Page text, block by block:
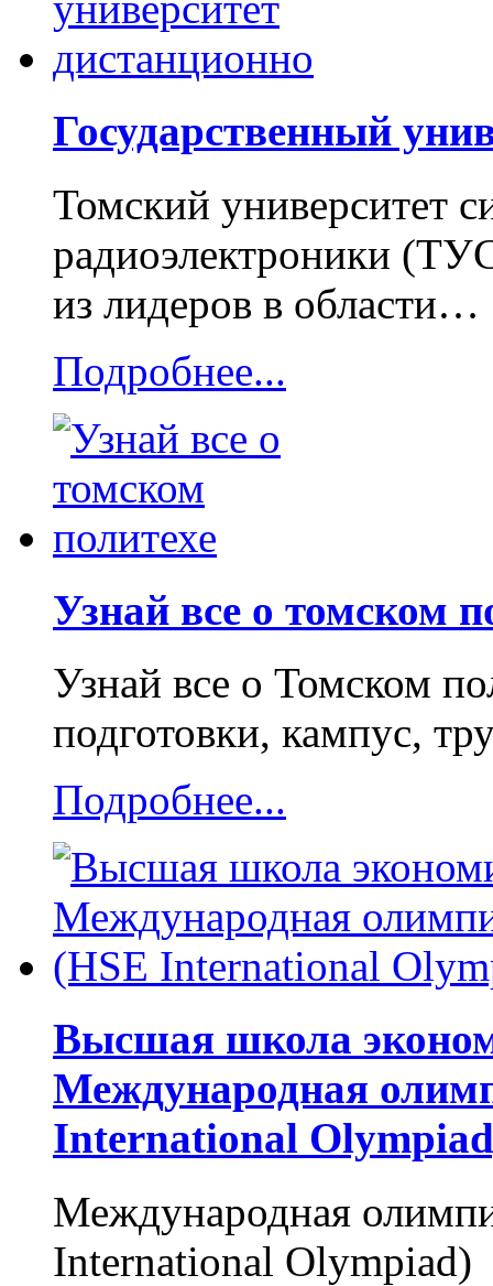
Государственный
Томский университет
радиоэлектроники
из лидеров в области…
Подробнее...
Узнай все о томском
Узнай все о Томском
подготовки, кампус,
Подробнее...
Высшая школа
Международная
International
Международная
International